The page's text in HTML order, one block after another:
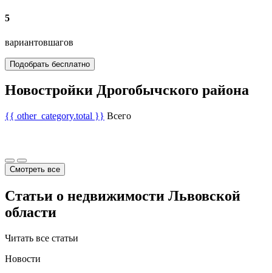
5
вариантовшагов
Подобрать бесплатно
Новостройки Дрогобычского района
{{ other_category.total }} Всего
Смотреть все
Статьи о недвижимости Львовской
области
Читать все статьи
Новости